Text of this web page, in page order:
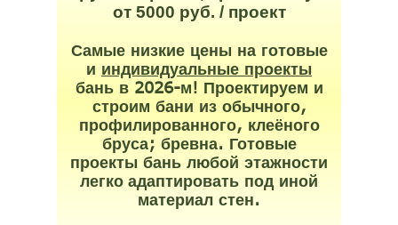
от 5000 руб. / проект
Самые низкие цены на готовые
и индивидуальные проекты
бань в2026-м! Проектируем и
строим бани из обычного,
профилированного, клеёного
бруса; бревна. Готовые
проекты бань любой этажности
легко адаптировать под иной
материал стен.